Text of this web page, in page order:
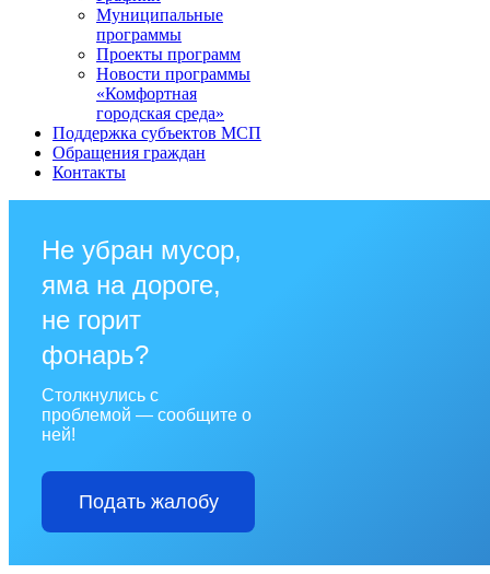
Муниципальные
программы
Проекты программ
Новости программы
«Комфортная
городская среда»
Поддержка субъектов МСП
Обращения граждан
Контакты
Не убран мусор,
яма на дороге,
не горит
фонарь?
Столкнулись с
проблемой — сообщите о
ней!
Подать жалобу